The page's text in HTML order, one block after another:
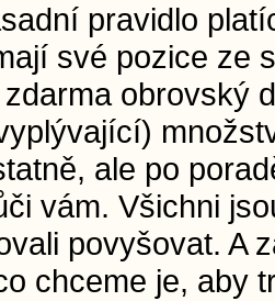
pravidlo
své pozice ze
obrovský
ale po
vám. Všichni
povyšovat. A
chceme je, aby